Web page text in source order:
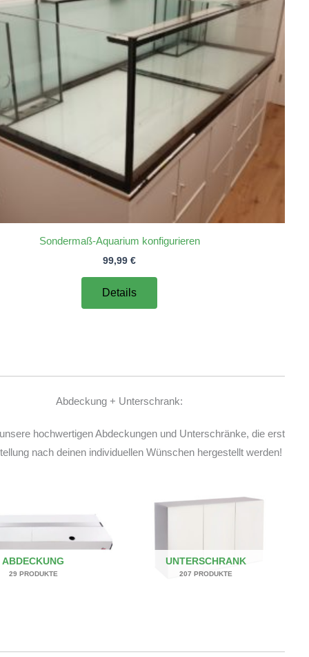
Sondermaß-Aquarium konfigurieren
99,99 €
Details
Abdeckung + Unterschrank:
hochwertigen Abdeckungen und Unterschränke, die erst
nach deinen individuellen Wünschen hergestellt werden!
ABDECKUNG
29 PRODUKTE
UNTERSCHRANK
207 PRODUKTE